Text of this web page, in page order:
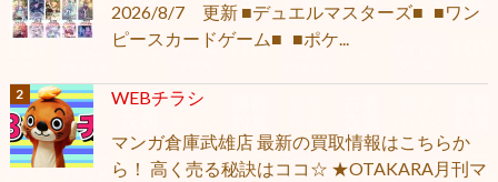
2026/8/7 更新 ■デュエルマスターズ■ ■ワン
ピースカードゲーム■ ■ポケ...
WEBチラシ
マンガ倉庫武雄店 最新の買取情報はこちらか
ら！ 高く売る秘訣はココ☆ ★OTAKARA月刊マ